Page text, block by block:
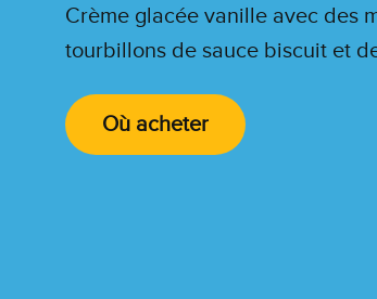
Crème glacée vanille avec des
tourbillons de sauce biscuit et
Où acheter